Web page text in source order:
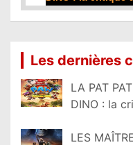
Les dernières
LA PAT
DINO : la
LES